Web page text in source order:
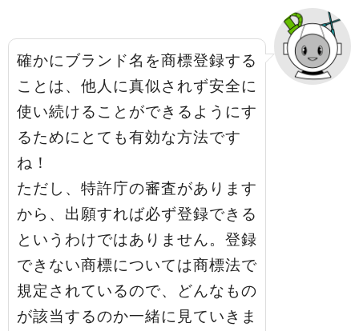
確かにブランド名を商標登録する
ことは、他人に真似されず安全に
使い続けることができるようにす
るためにとても有効な方法です
ね！
ただし、特許庁の審査があります
から、出願すれば必ず登録できる
というわけではありません。登録
できない商標については商標法で
規定されているので、どんなもの
が該当するのか一緒に見ていきま